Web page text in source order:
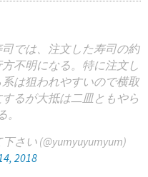
では、注文した寿司の約
不明になる。特に注文し
は狙われやすいので横取
るが大抵は二皿ともやら
。
さい (@yumyuyumyum)
2018